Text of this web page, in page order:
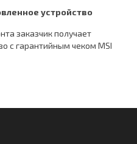
устройство
заказчик получает
c гарантийным чеком MSI